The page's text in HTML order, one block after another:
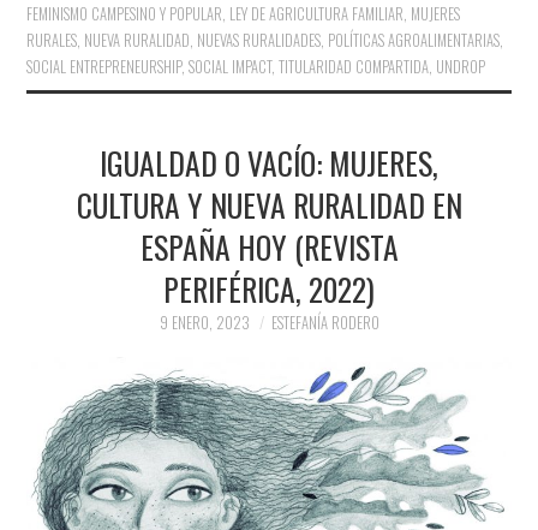
FEMINISMO CAMPESINO Y POPULAR LEY DE AGRICULTURA FAMILIAR MUJERES
RURALES NUEVA RURALIDAD NUEVAS RURALIDADES POLÍTICAS AGROALIMENTARIAS
SOCIAL ENTREPRENEURSHIP,SOCIAL IMPACT,TITULARIDAD COMPARTIDA UNDROP
IGUALDAD O VACÍO: MUJERES,
CULTURA Y NUEVA RURALIDAD EN
ESPAÑA HOY (REVISTA
PERIFÉRICA, 2022)
9 ENERO, 2023 ESTEFANÍA RODERO